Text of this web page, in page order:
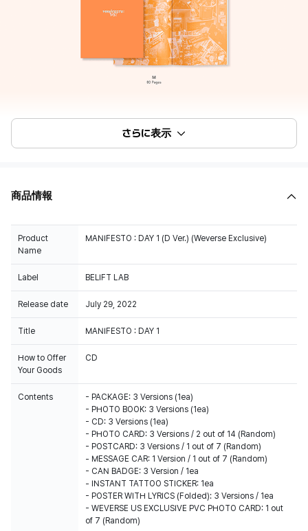
さらに表示
商品情報
Product
Name
MANIFESTO : DAY 1 (D Ver.) (Weverse Exclusive)
Label BELIFT LAB
Release date July 29, 2022
Title MANIFESTO : DAY 1
How to Offer
Your Goods
CD
Contents
- PACKAGE: 3 Versions (1ea)
- PHOTO BOOK: 3 Versions (1ea)
- CD: 3 Versions (1ea)
- PHOTO CARD: 3 Versions / 2 out of 14 (Random)
- POSTCARD: 3 Versions / 1 out of 7 (Random)
- MESSAGE CAR: 1 Version / 1 out of 7 (Random)
- CAN BADGE: 3 Version / 1ea
- INSTANT TATTOO STICKER: 1ea
- POSTER WITH LYRICS (Folded): 3 Versions / 1ea
- WEVERSE US EXCLUSIVE PVC PHOTO CARD: 1 out
of 7 (Random)